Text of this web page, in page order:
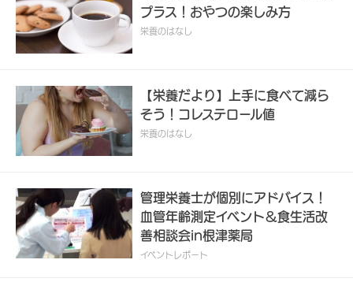
プラス！おやつの楽しみ方
栄養のはなし
【栄養だより】上手に食べて減ら
そう！コレステロール値
栄養のはなし
管理栄養士が個別にアドバイス！
血管年齢測定イベント＆食生活改
善相談会in根津薬局
イベントレポート